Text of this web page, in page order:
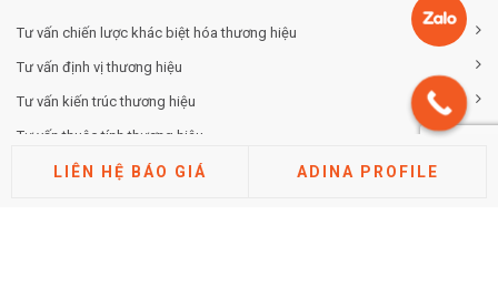
Tư vấn chiến lược khác biệt hóa thương hiệu
Tư vấn định vị thương hiệu
Tư vấn kiến trúc thương hiệu
Tư vấn thuộc tính thương hiệu
Phân tích thị trường cạnh tranh
LIÊN HỆ BÁO GIÁ ADINA PROFILE